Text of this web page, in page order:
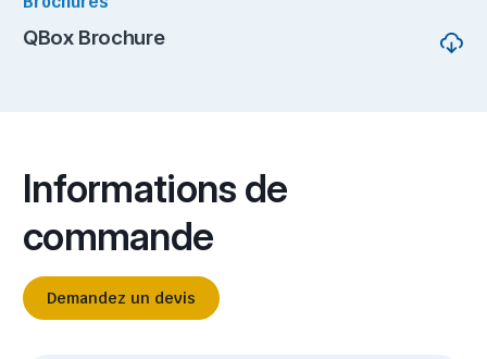
QBox Brochure
Informations de
commande
Demandez un devis